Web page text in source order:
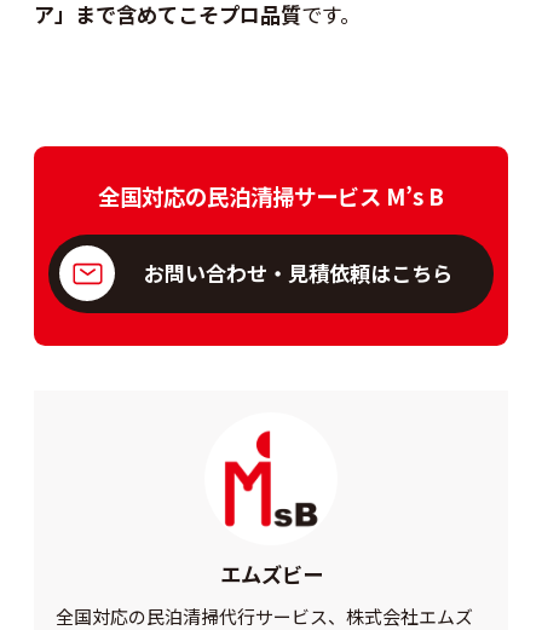
ア」まで含めてこそプロ品質です。
全国対応の民泊清掃サービス M’s B
お問い合わせ・見積依頼はこちら
エムズビー
全国対応の民泊清掃代行サービス、株式会社エムズ